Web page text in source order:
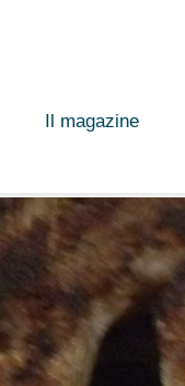
Il magazine